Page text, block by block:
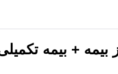
بیمه + بیمه